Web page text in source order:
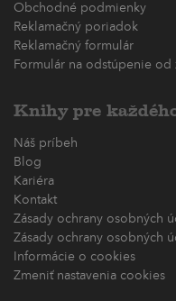
Obchodné podmienky
Reklamačný poriadok
Reklamačný formulár
Formulár na odstúpenie od
Knihy pre
Náš príbeh
Blog
Kariéra
Kontakt
Zásady ochrany osobných
Zásady ochrany osobných
Informácie o cookies
Zmeniť nastavenia cookies